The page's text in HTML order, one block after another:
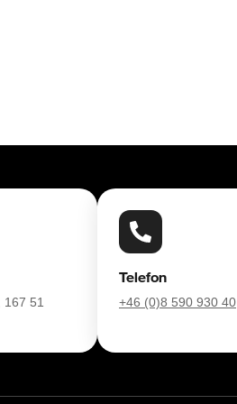
063-
och tar
51
Telefon
+46 (0)8 590 930 40